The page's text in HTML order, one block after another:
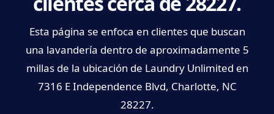
Esta página se enfoca en clientes que buscan
una lavandería dentro de aproximadamente 5
millas de la ubicación de Laundry Unlimited en
7316 E Independence Blvd, Charlotte, NC
28227.